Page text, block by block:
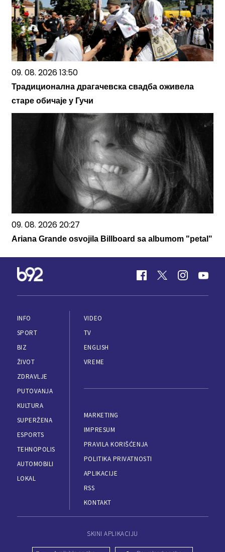
09. 08. 2026 13:50
Традиционална драгачевска свадба оживела
старе обичаје у Гучи
09. 08. 2026 20:27
Ariana Grande osvojila Billboard sa albumom "petal"
INFO
SPORT
BIZ
ŽIVOT
ZDRAVLJE
PUTOVANJA
KULTURA
SUPERŽENA
ESPORTS
TEHNOPOLIS
AUTOMOBILI
LOKAL
VIDEO
TV
ENGLISH
VREME
MARKETING
IMPRESUM
PRAVILA KORIŠĆENJA
POLITIKA PRIVATNOSTI
APLIKACIJE
RSS
KONTAKT
SKINI APLIKACIJU